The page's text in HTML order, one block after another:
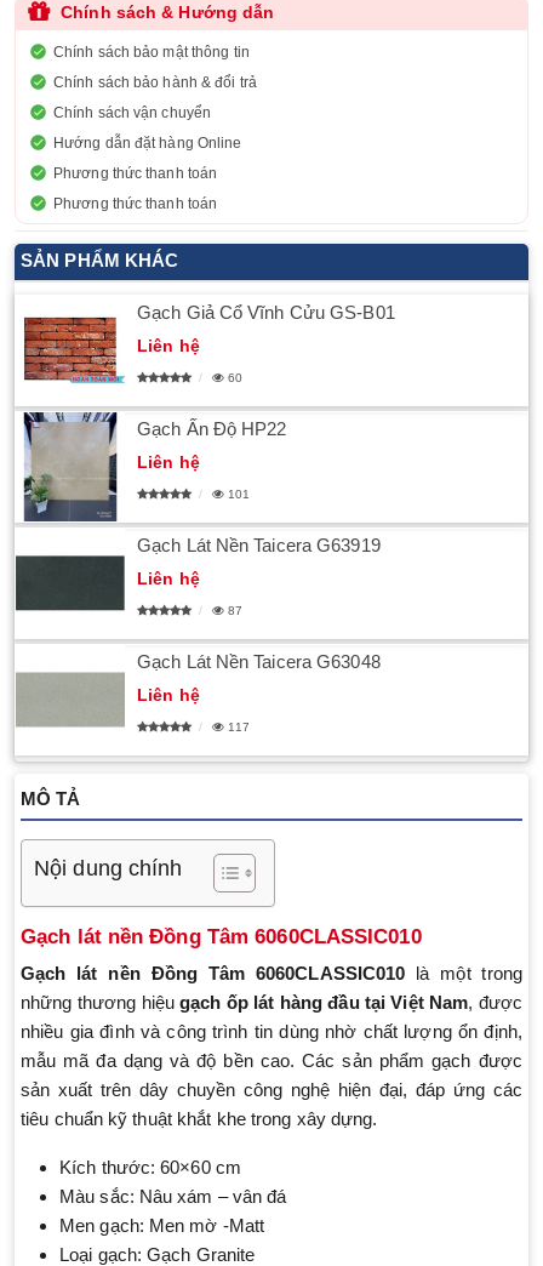
Chính sách & Hướng dẫn
Chính sách bảo mật thông tin
Chính sách bảo hành & đổi trả
Chính sách vận chuyển
Hướng dẫn đặt hàng Online
Phương thức thanh toán
Phương thức thanh toán
SẢN PHẨM KHÁC
Gạch Giả Cổ Vĩnh Cửu GS-B01
Liên hệ
60
Gạch Ấn Độ HP22
Liên hệ
101
Gạch Lát Nền Taicera G63919
Liên hệ
87
Gạch Lát Nền Taicera G63048
Liên hệ
117
MÔ TẢ
Nội dung chính
Gạch lát nền Đồng Tâm 6060CLASSIC010
Gạch lát nền Đồng Tâm 6060CLASSIC010 là một trong
những thương hiệugạch ốp lát hàng đầu tại Việt Nam, được
nhiều gia đình và công trình tin dùng nhờ chất lượng ổn định,
mẫu mã đa dạng và độ bền cao. Các sản phẩm gạch được
sản xuất trên dây chuyền công nghệ hiện đại, đáp ứng các
tiêu chuẩn kỹ thuật khắt khe trong xây dựng.
Kích thước: 60×60 cm
Màu sắc: Nâu xám – vân đá
Men gạch: Men mờ -Matt
Loại gạch: Gạch Granite